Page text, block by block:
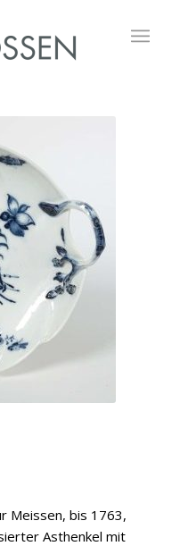
Meissen, bis 1763,
Asthenkel mit